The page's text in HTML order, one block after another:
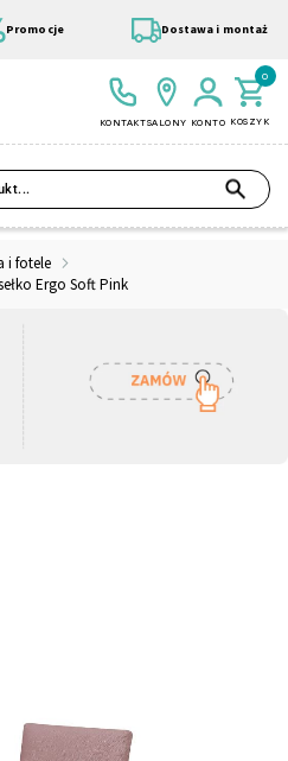
Promocje Dostawa i montaż
KONTAKTSALONY KONTO KOSZYK
0
i fotele
Ergo Soft Pink